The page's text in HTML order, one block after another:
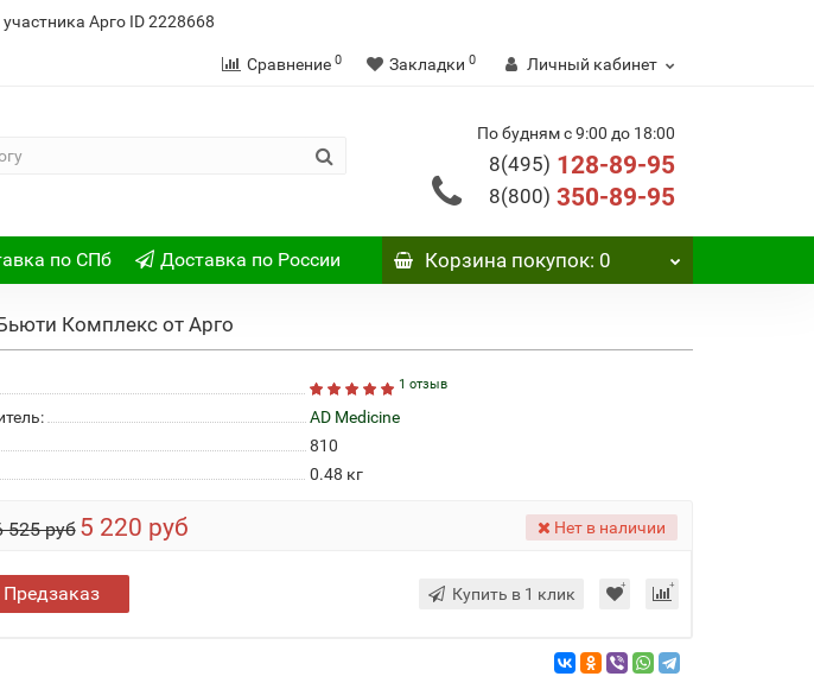
Арго ID 2228668
Сравнение 0 Закладки 0 Личный кабинет
По будням с 9:00 до 18:00
8(495) 128-89-95
8(800) 350-89-95
по СПб Доставка по России Корзинапокупок: 0
Комплекс от Арго
1 отзыв
AD Medicine
810
0.48 кг
525 руб 5 220 руб Нет в наличии
Предзаказ Купить в 1 клик